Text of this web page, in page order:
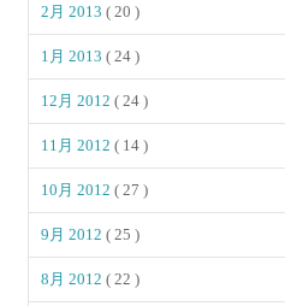
2月 2013( 20 )
1月 2013( 24 )
12月 2012( 24 )
11月 2012( 14 )
10月 2012( 27 )
9月 2012( 25 )
8月 2012( 22 )